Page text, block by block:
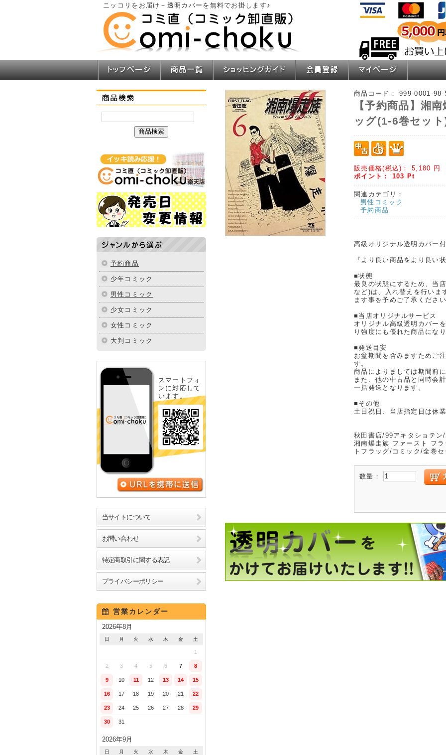
ニッコリをお届け－透明カバーを無料でお掛します♪
トップページ 商品一覧 ショッピングガイド 会員登録 マイページ
商品検索
ジャンルから選ぶ
予約商品
少年コミック
男性コミック
少女コミック
女性コミック
大判コミック
スマートフォ
ンに対応して
います。
URLを携帯に送信
当サイトについて
お問い合わせ
特定商取引に関する表記
プライバシーポリシー
商品コード： 999-0001-
【予約商品】湘
ッグ(1-6巻セッ
販売価格(税込)： 5,180 円
ポイント： 103 Pt
関連カテゴリ：
男性コミック
予約商品
高級オリジナル透明カバー
『より良い商品をより良い
■状態
最良の状態にするため、当
など)は、入れ替えを行いま
ます事を予めご了承くださ
■当店オリジナルサービス
オリジナル高級透明カバー
り強度にも優れた商品にな
■発送目安
お盆期間を含みますためご
す。
商品によりましては期間前
また、他の中古品と同時会
一括発送となります。
■その他
土日祝日、当店指定日は休
秋田書店/99アキタショテ
湘南爆走族 ファースト フ
トフラッグ/コミック/全巻
数量：